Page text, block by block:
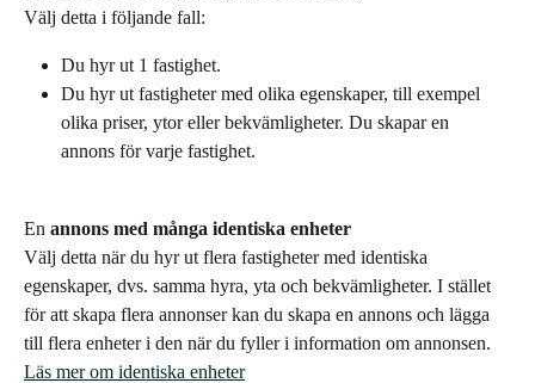
Välj detta i följande fall:
Du hyr ut 1 fastighet.
Du hyr ut fastigheter med olika egenskaper, till exempel
olika priser, ytor eller bekvämligheter. Du skapar en
annons för varje fastighet.
En annons med många identiska enheter
Välj detta när du hyr ut flera fastigheter med identiska
egenskaper, dvs. samma hyra, yta och bekvämligheter. I stället
för att skapa flera annonser kan du skapa en annons och lägga
till flera enheter i den när du fyller i information om annonsen.
Läs mer om identiska enheter